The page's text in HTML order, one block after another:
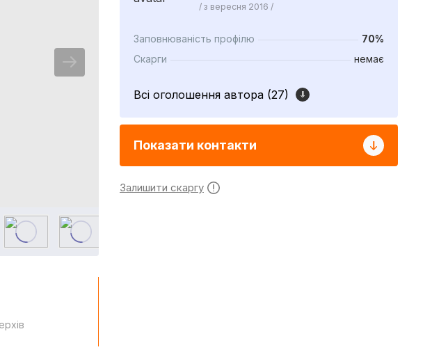
/ з вересня 2016 /
Заповнюваність профілю
70%
Скарги
немає
Всі оголошення автора (27)
Показати контакти
Залишити скаргу